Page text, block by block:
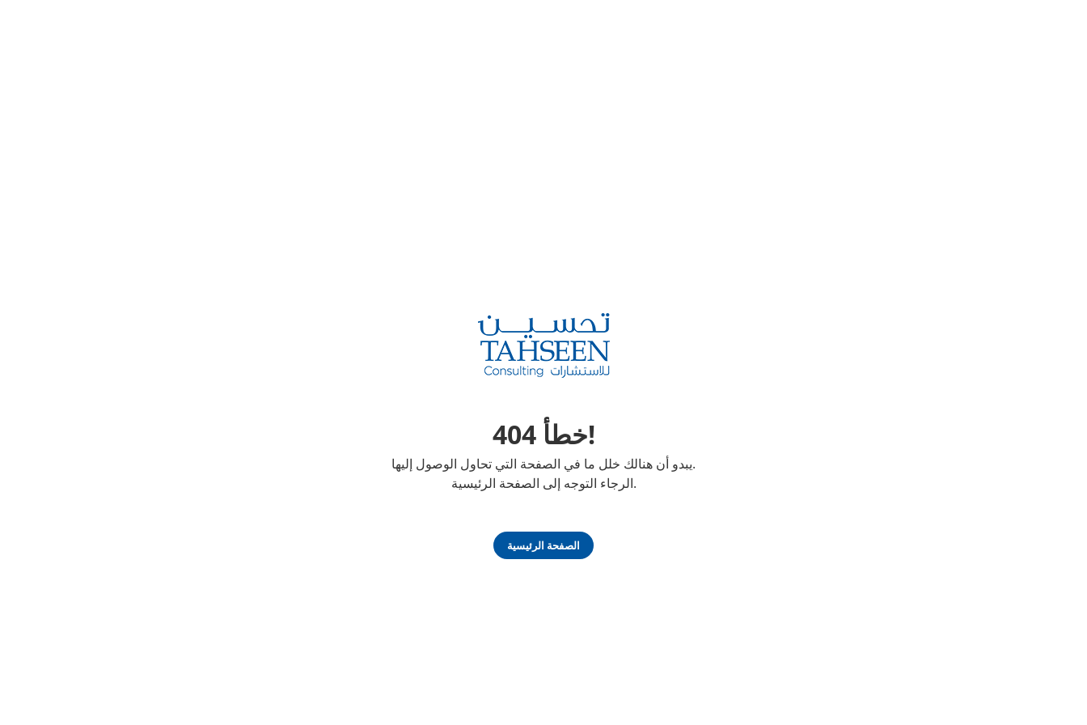
خطأ 404!
يبدو أن هنالك خلل ما في الصفحة التي تحاول الوصول إليها.
الرجاء التوجه إلى الصفحة الرئيسية.
الصفحة الرئيسية